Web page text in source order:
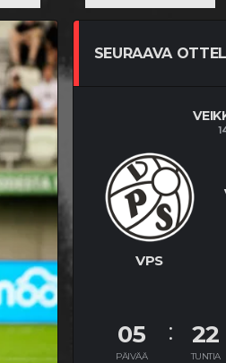
SEURAAVA
VPS
05
PÄIVÄÄ
22
TUNTIA